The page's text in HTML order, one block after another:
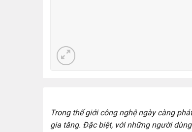
Trong thế giới công nghệ ngày càng
gia tăng. Đặc biệt, với những người